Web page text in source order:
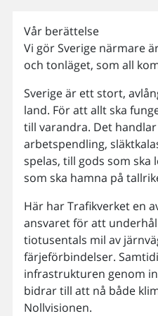
Vår berättelse
Vi gör Sverige närmare
och tonläget, som all
Sverige är ett stort,
land. För att allt ska
till varandra. Det
arbetspendling,
spelas, till gods som
som ska hamna på
Här har Trafikverket en
ansvaret för att
tiotusentals mil av
färjeförbindelser.
infrastrukturen genom
bidrar till att nå både
Nollvisionen.